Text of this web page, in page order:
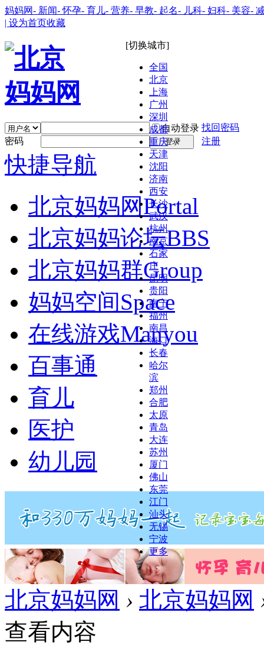
妈妈网- 新闻- 怀孕- 育儿- 营养- 早教- 起名- 儿科- 妇科- 美容-
| 设为首页收藏
[切换城市]
全国
北京
上海
广州
深圳
成都
重庆
天津
沈阳
济南
西安
长沙
武汉
杭州
南京
石家
庄
昆明
贵阳
南宁
福州
南昌
海口
长春
哈尔
滨
郑州
合肥
太原
青岛
大连
苏州
厦门
佛山
东莞
江门
汕头
无锡
宁波
更多
自动登录 找回密码
密码
登录 注册
快捷导航
北京妈妈网Portal
北京妈妈论坛BBS
北京妈妈群Group
妈妈空间Space
在线游戏Manyou
百事通
育儿
医护
幼儿园
北京妈妈网 › 北京妈妈网
查看内容